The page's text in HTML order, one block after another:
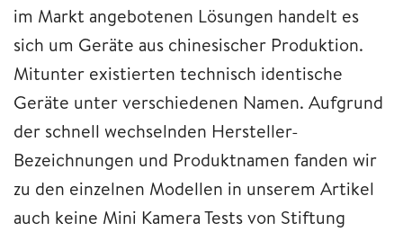
im Markt angebotenen Lösungen handelt es
sich um Geräte aus chinesischer Produktion.
Mitunter existierten technisch identische
Geräte unter verschiedenen Namen. Aufgrund
der schnell wechselnden Hersteller-
Bezeichnungen und Produktnamen fanden wir
zu den einzelnen Modellen in unserem Artikel
auch keine Mini Kamera Tests von Stiftung